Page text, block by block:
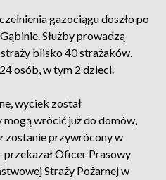
gazociągu doszło po
Służby prowadzą
blisko 40 strażaków.
osób, w tym 2 dzieci.
wyciek został
wrócić już do domów,
zostanie przywrócony w
przekazał Oficer Prasowy
Straży Pożarnej w